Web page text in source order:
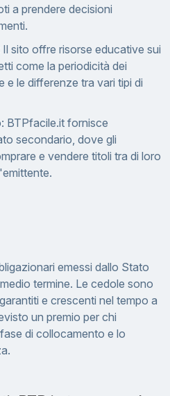
a prendere decisioni
Il sito offre risorse educative sui
come la periodicità dei
e le differenze tra vari tipi di
: BTPfacile.it fornisce
secondario, dove gli
e vendere titoli tra di loro
emessi dallo Stato
termine. Le cedole sono
e crescenti nel tempo a
un premio per chi
di collocamento e lo